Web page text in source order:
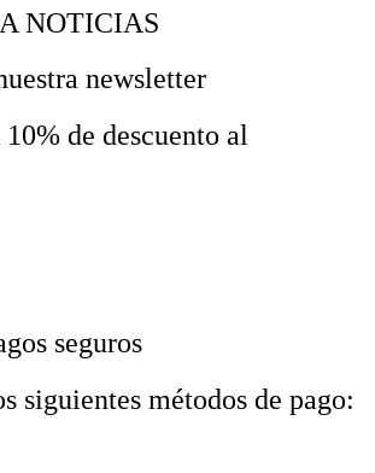
NOTICIAS
newsletter
10% de descuento al
seguros
siguientes métodos de pago: